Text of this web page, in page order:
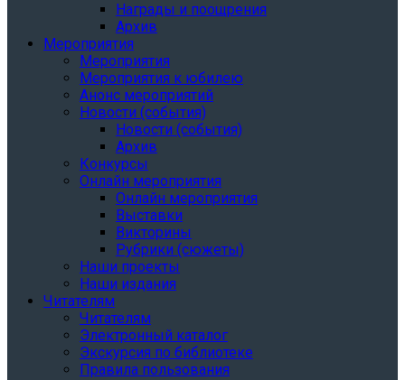
Награды и поощрения
Архив
Мероприятия
Мероприятия
Мероприятия к юбилею
Анонс мероприятий
Новости (события)
Новости (события)
Архив
Конкурсы
Онлайн мероприятия
Онлайн мероприятия
Выставки
Викторины
Рубрики (сюжеты)
Наши проекты
Наши издания
Читателям
Читателям
Электронный каталог
Экскурсия по библиотеке
Правила пользования